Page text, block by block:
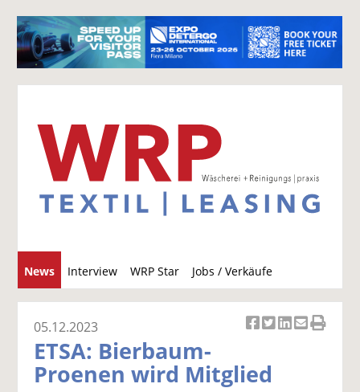
News Interview WRP Star Jobs / Verkäufe
u
c
k k
05.12.2023
ETSA: Bierbaum-
Proenen wird Mitglied